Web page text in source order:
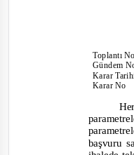
ToplantıNo
Gündem
Karar
Karar No
başvuru